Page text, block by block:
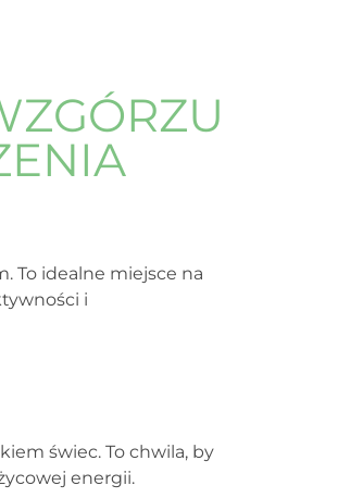
To idealne miejsce na
i
świec. To chwila, by
energii.